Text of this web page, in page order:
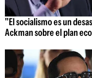
"El socialismo es un
Ackman sobre el plan